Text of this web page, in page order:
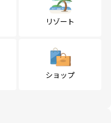
リゾート
ショップ